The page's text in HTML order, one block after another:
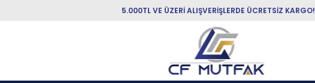
5.000TL VE ÜZERİ ALIŞVERİŞLERDE ÜCRETSİZ KARGO!